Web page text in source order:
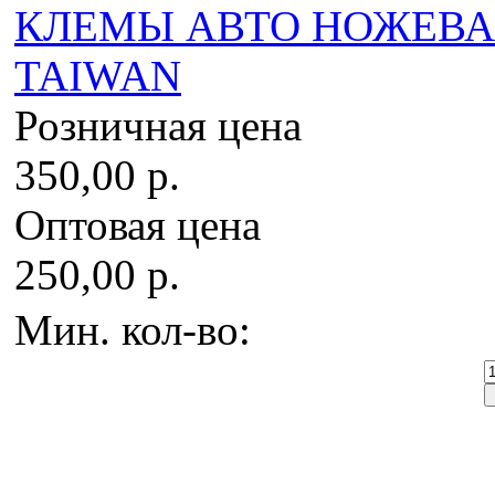
КЛЕМЫ АВТО НОЖЕВАЯ
TAIWAN
Розничная цена
350,00 р.
Оптовая цена
250,00 р.
Мин. кол-во: